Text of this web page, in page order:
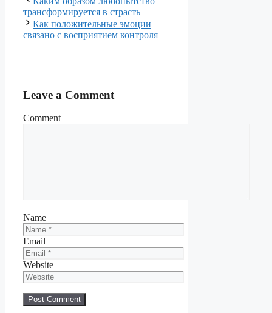
трансформируется в страсть
Как положительные эмоции
связано с восприятием контроля
Leave a Comment
Comment
Name
Email
Website